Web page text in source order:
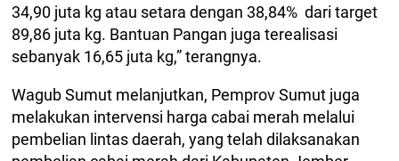
34,90 juta kg atau setara dengan 38,84% dari target
89,86 juta kg. Bantuan Pangan juga terealisasi
sebanyak 16,65 juta kg,” terangnya.
Wagub Sumut melanjutkan, Pemprov Sumut juga
melakukan intervensi harga cabai merah melalui
pembelian lintas daerah, yang telah dilaksanakan